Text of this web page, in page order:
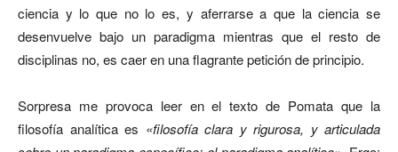
ciencia y lo que no lo es, y aferrarse a que la ciencia se
desenvuelve bajo un paradigma mientras que el resto de
disciplinas no, es caer en una flagrante petición de principio.
Sorpresa me provoca leer en el texto de Pomata que la
filosofía analítica es «filosofía clara y rigurosa, y articulada